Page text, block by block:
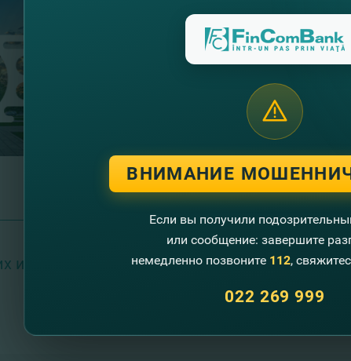
Депозит Овернайт представляет
операционного дня. Эта услуга
позволяет эффективно
полностью остаются в
Овернайт открывается только в
и юридических лиц гарантированы до
ВНИМАНИЕ
Если вы получили
или сообщение: завершите
немедленно позвоните 112,
022 269 999